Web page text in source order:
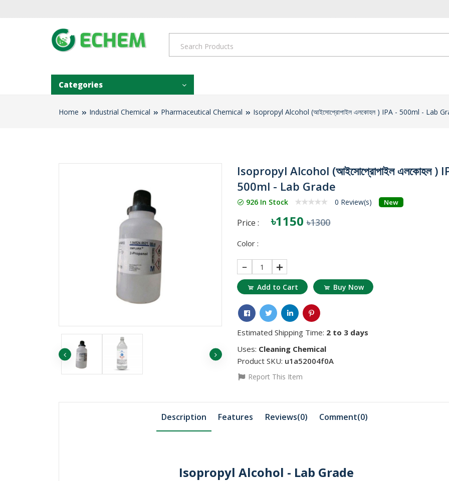
Categories
Home Industrial Chemical Pharmaceutical Chemical Isopropyl Alcohol (আইসোপ্রোপাইল এলকোহল ) IPA - 500ml - Lab
Isopropyl Alcohol (আইসোপ্রোপাইল এলকোহল )
500ml - Lab Grade
926 In Stock 0 Review(s) New
Price : ৳1150 ৳1300
Color :
1
Add to Cart Buy Now
Estimated Shipping Time: 2 to 3 days
Uses: Cleaning Chemical
Product SKU: u1a52004f0A
Report This Item
Description Features Reviews(0) Comment(0)
Isopropyl Alcohol - Lab Grade